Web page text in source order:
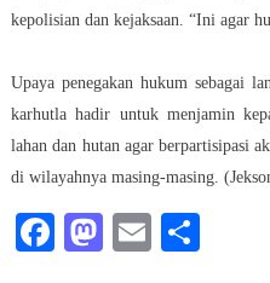
kepolisian dan kejaksaan. “Ini agar
Upaya penegakan hukum sebagai
karhutla hadir untuk menjamin
lahan dan hutan agar berpartisipasi
di wilayahnya masing-masing.
Facebook
Mastodon
Email